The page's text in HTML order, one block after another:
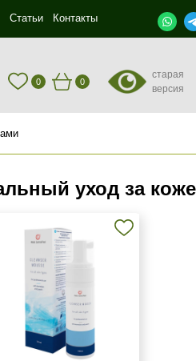
Статьи Контакты
0 0
старая
версия
уход за